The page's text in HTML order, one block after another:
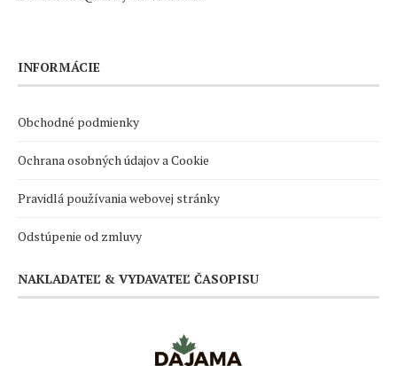
INFORMÁCIE
Obchodné podmienky
Ochrana osobných údajov a Cookie
Pravidlá používania webovej stránky
Odstúpenie od zmluvy
NAKLADATEĽ & VYDAVATEĽ ČASOPISU